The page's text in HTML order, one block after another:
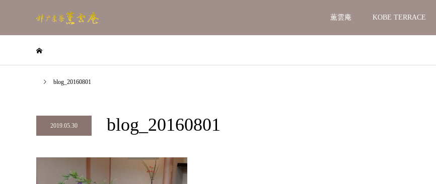
薫雲庵 KOBE TERRACE
blog_20160801
2019.05.30 blog_20160801